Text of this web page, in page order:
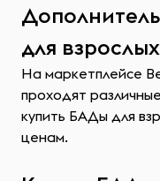
для
На маркетплейсе
проходят
купить БАДы для
ценам.